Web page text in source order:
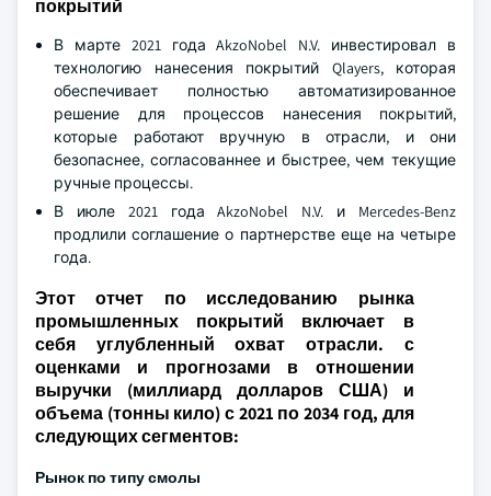
покрытий
В марте 2021 года AkzoNobel N.V. инвестировал в
технологию нанесения покрытий Qlayers, которая
обеспечивает полностью автоматизированное
решение для процессов нанесения покрытий,
которые работают вручную в отрасли, и они
безопаснее, согласованнее и быстрее, чем текущие
ручные процессы.
В июле 2021 года AkzoNobel N.V. и Mercedes-Benz
продлили соглашение о партнерстве еще на четыре
года.
Этот отчет по исследованию рынка
промышленных покрытий включает в
себя углубленный охват отрасли. с
оценками и прогнозами в отношении
выручки (миллиард долларов США) и
объема (тонны кило) с 2021 по 2034 год, для
следующих сегментов:
Рынок по типу смолы